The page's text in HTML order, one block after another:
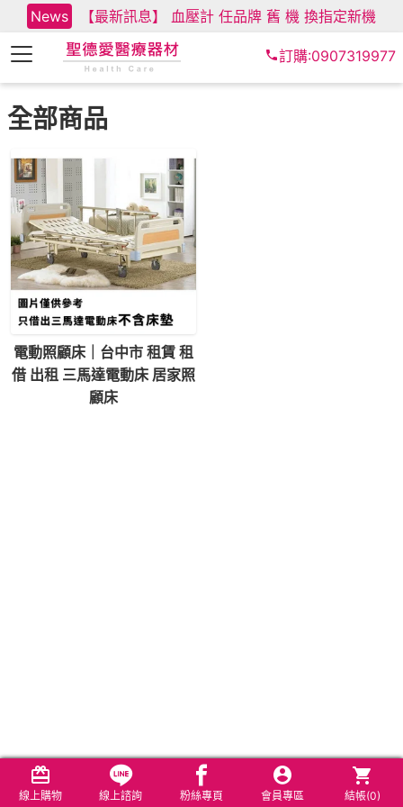
News 【最新訊息】 血壓計 任品牌 舊 機 換指定新機
訂購:0907319977
全部商品
電動照顧床｜台中市 租賃 租
借 出租 三馬達電動床 居家照
顧床
線上購物 線上諮詢 粉絲專頁 會員專區 結帳(0)